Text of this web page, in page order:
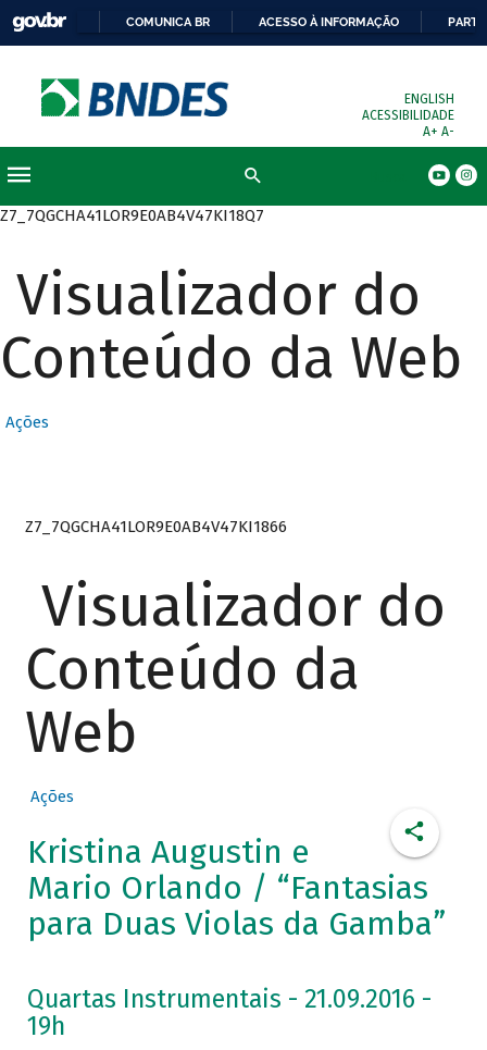
COMUNICA BR ACESSO À INFORMAÇÃO
ENGLISH
ACESSIBILIDADE
A+ A-
Z7_7QGCHA41LOR9E0AB4V47KI18Q7
Visualizador do
Conteúdo da Web
Ações
Z7_7QGCHA41LOR9E0AB4V47KI1866
Visualizador do
Conteúdo da
Web
Ações
Kristina Augustin e
Mario Orlando / “Fantasias
para Duas Violas da Gamba”
Quartas Instrumentais - 21.09.2016 -
19h